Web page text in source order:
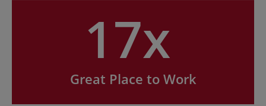
17x
Great Place to Work